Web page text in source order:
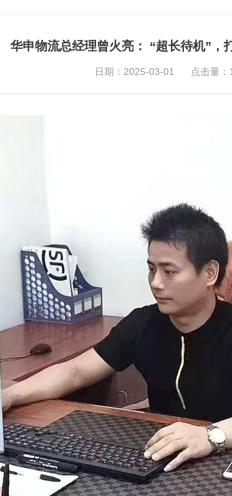
华申物流总经理曾火亮： “超长待机”，
日期：2025-03-01 点击量：